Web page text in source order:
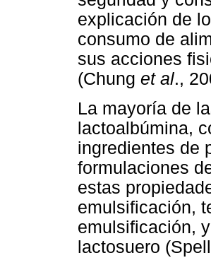
explicación de
consumo de
sus acciones
(Chung et al.,
La mayoría de
lactoalbúmina,
ingredientes de
formulaciones
estas
emulsificación,
emulsificación,
lactosuero